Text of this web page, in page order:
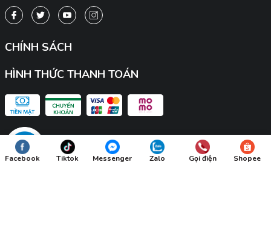
CHÍNH SÁCH
HÌNH THỨC THANH TOÁN
Facebook Tiktok Messenger Zalo Gọi điện Shopee